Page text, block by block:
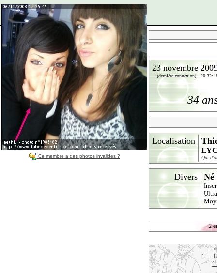
Ce membre a des photos invalides ?
23 novembre
(dernière connexion)
34
Localisation
Qui
Divers Né
2
---
[ . . .
°